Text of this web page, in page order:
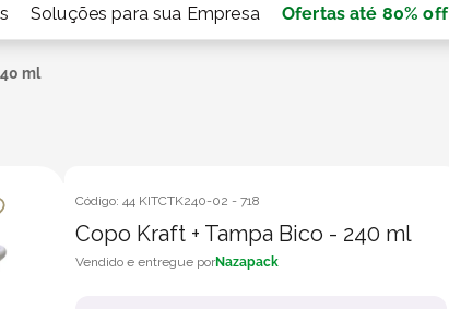
Soluções para sua Empresa Ofertas até 80% off
ml
Código: 44 KITCTK240-02 - 718
Copo Kraft + Tampa Bico - 240 ml
Nazapack